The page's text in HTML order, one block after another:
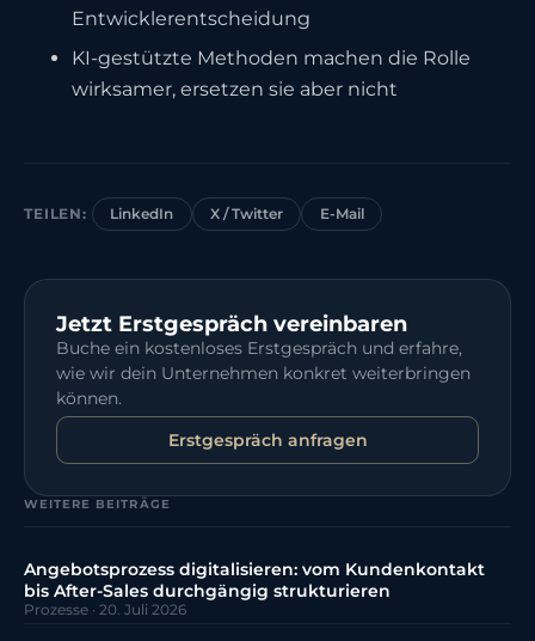
Entwicklerentscheidung
KI-gestützte Methoden machen die Rolle
wirksamer, ersetzen sie aber nicht
TEILEN: LinkedIn X / Twitter E-Mail
Jetzt Erstgespräch vereinbaren
Buche ein kostenloses Erstgespräch und erfahre,
wie wir dein Unternehmen konkret weiterbringen
können.
Erstgespräch anfragen
WEITERE BEITRÄGE
Angebotsprozess digitalisieren: vom Kundenkontakt
bis After-Sales durchgängig strukturieren
Prozesse · 20. Juli 2026